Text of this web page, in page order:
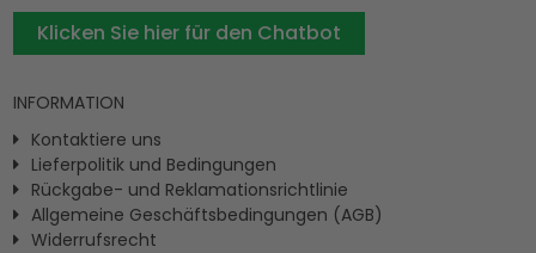
Klicken Sie hier für den Chatbot
INFORMATION
Kontaktiere uns
Lieferpolitik und Bedingungen
Rückgabe- und Reklamationsrichtlinie
Allgemeine Geschäftsbedingungen (AGB)
Widerrufsrecht